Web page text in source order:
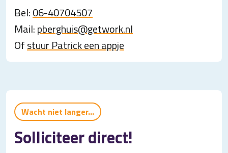
Bel:06-40704507
Mail:pberghuis@getwork.nl
Ofstuur Patrick een appje
Wacht niet langer...
Solliciteer direct!